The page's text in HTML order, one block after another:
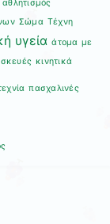
Σώμα Τέχνη
υγεία άτομα με
κινητικά
πασχαλινές